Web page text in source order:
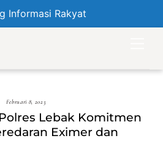
Informasi Rakyat
Februari 8, 2023
Lebak Komitmen
Eximer dan